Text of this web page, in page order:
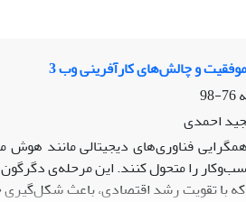
و چالش‌های کارآفرینی وب 3
76-98
احمدی
وب (وب 3) از همگرایی فناوری‌های دیجیتالی
که با تقویت رشد اقتصادی، باعث